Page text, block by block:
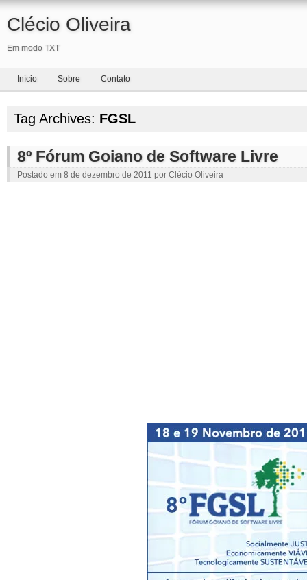
Clécio Oliveira
Em modo TXT
Início Sobre Contato
Tag Archives: FGSL
8º Fórum Goiano de Software Livre
Postado em 8 de dezembro de 2011 por Clécio Oliveira